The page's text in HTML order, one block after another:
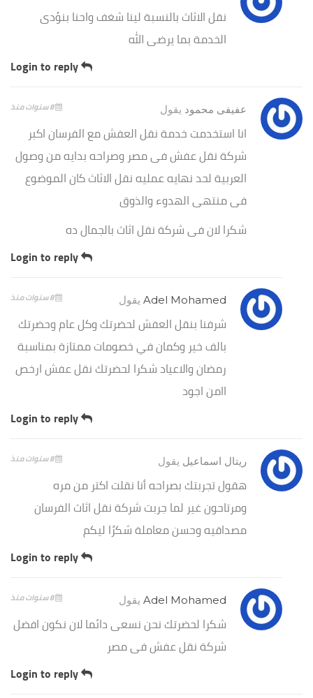
نقل الاثاث بالنسبة لينا شغف واحنا بنؤدى
الخدمة بما يرضى الله
عفيفى محمود يقول 8 سنوات منذ
انا استخدمت خدمة نقل العفش مع الفرسان اكبر
شركة نقل عفش فى مصر وصراحه بدايه من وصول
العربية لحد نهايه عمليه نقل الاثاث كان الموضوع
فى منتهى الهدوء والذوق
شكرا لان فى شركة نقل اثاث بالجمال ده
Adel Mohamed يقول 8 سنوات منذ
شرفنا بنقل العفش لحضرتك وكل عام وحضرتك
بالف خير وكمان في خصومات ممتازة بمناسبة
رمضان والاعياد شكرا لحضرتك نقل عفش ارخص
اامن اجود
ريتال اسماعيل يقول 8 سنوات منذ
هقول تجربتك بصراحه أنا نقلت اكتر من مره
ومرتاحون غير لما جربت شركة نقل اثاث الفرسان
مصداقيه وحسن معاملة شكرًا ليكم
Adel Mohamed يقول 8 سنوات منذ
شكرا لحضرتك نحن نسعى دائما لان نكون افضل
شركة نقل عفش فى مصر